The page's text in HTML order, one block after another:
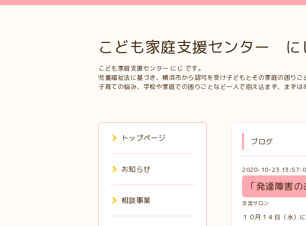
こども家庭支援センター に
こども家庭支援センター にじ です。
児童福祉法に基づき、横浜市から認可を受け子どもとその家庭の困り
子育ての悩み、学校や家庭での困りごとなど一人で抱え込まず、まずは
ブログ
2020-10-23
「発達障害
交流サロン
１０月１４日（水）
トップページ
お知らせ
相談事業